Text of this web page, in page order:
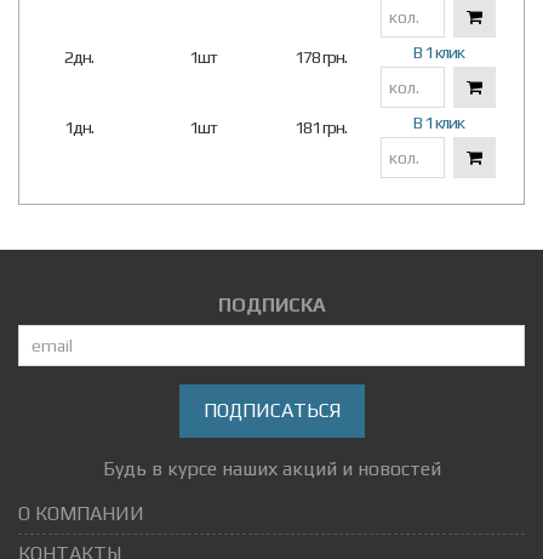
2дн. 1шт 178 грн. В 1 клик
1дн. 1шт 181 грн. В 1 клик
ПОДПИСКА
ПОДПИСАТЬСЯ
Будь в курсе наших акций и новостей
О КОМПАНИИ
КОНТАКТЫ